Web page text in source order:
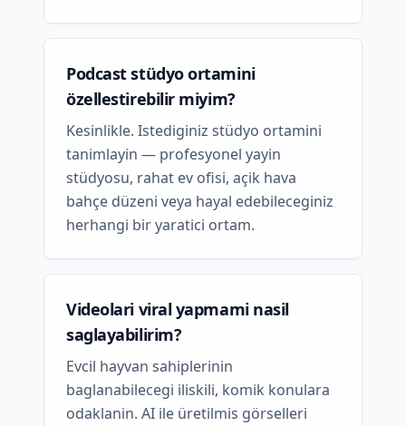
Podcast stüdyo ortamini
özellestirebilir miyim?
Kesinlikle. Istediginiz stüdyo ortamini
tanimlayin — profesyonel yayin
stüdyosu, rahat ev ofisi, açik hava
bahçe düzeni veya hayal edebileceginiz
herhangi bir yaratici ortam.
Videolari viral yapmami nasil
saglayabilirim?
Evcil hayvan sahiplerinin
baglanabilecegi iliskili, komik konulara
odaklanin. AI ile üretilmis görselleri